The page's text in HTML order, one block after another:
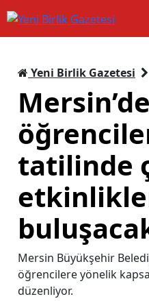
Yeni Birlik Gazetesi
Mersin’de
tatilinde
Mersin Büyükşehir
öğrencilere yönelik
düzenliyor.